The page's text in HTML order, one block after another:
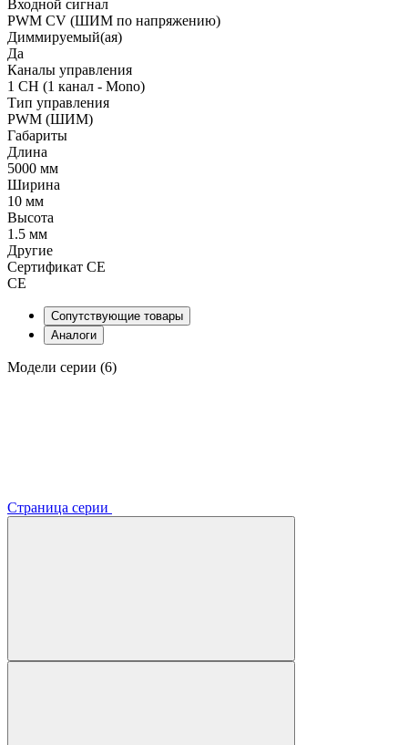
Входной сигнал
PWM СV (ШИМ по напряжению)
Диммируемый(ая)
Да
Каналы управления
1 CH (1 канал - Mono)
Тип управления
PWM (ШИМ)
Габариты
Длина
5000 мм
Ширина
10 мм
Высота
1.5 мм
Другие
Сертификат CE
CE
Сопутствующие товары
Аналоги
Модели серии (6)
Страница серии